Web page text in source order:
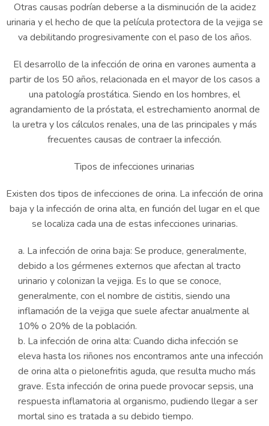
Otras causas podrían deberse a la disminución de la acidez
urinaria y el hecho de que la película protectora de la vejiga se
va debilitando progresivamente con el paso de los años.
El desarrollo de la infección de orina en varones aumenta a
partir de los 50 años, relacionada en el mayor de los casos a
una patología prostática. Siendo en los hombres, el
agrandamiento de la próstata, el estrechamiento anormal de
la uretra y los cálculos renales, una de las principales y más
frecuentes causas de contraer la infección.
Tipos de infecciones urinarias
Existen dos tipos de infecciones de orina. La infección de orina
baja y la infección de orina alta, en función del lugar en el que
se localiza cada una de estas infecciones urinarias.
La infección de orina baja: Se produce, generalmente,
debido a los gérmenes externos que afectan al tracto
urinario y colonizan la vejiga. Es lo que se conoce,
generalmente, con el nombre de cistitis, siendo una
inflamación de la vejiga que suele afectar anualmente al
10% o 20% de la población.
La infección de orina alta: Cuando dicha infección se
eleva hasta los riñones nos encontramos ante una infección
de orina alta o pielonefritis aguda, que resulta mucho más
grave. Esta infección de orina puede provocar sepsis, una
respuesta inflamatoria al organismo, pudiendo llegar a ser
mortal sino es tratada a su debido tiempo.